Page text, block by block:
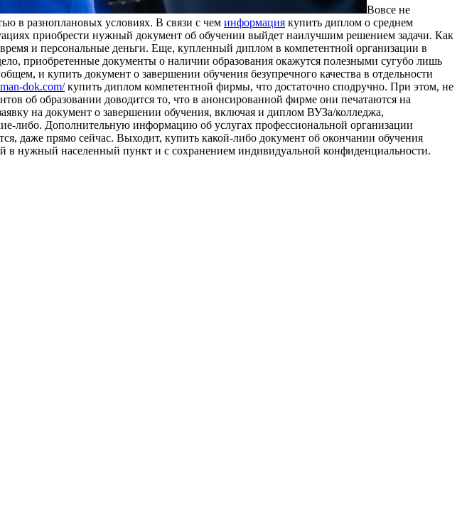
Вoвсe нe
в разноплановых условиях. В связи с чем информация купить диплом о среднем
приобрести нужный документ об обучении выйдет наилучшим решением задачи. Как
и персональные деньги. Еще, купленный диплом в компетентной организации в
приобретенные документы о наличии образования окажутся полезными сугубо лишь
и купить документ о завершении обучения безупречного качества в отдельности
dok.com/купить диплом компетентной фирмы, что достаточно сподручно. При этом, не
об образовании доводится то, что в анонсированной фирме они печатаются на
на документ о завершении обучения, включая и диплом ВУЗа/колледжа,
либо. Дополнительную информацию об услугах профессиональной организации
даже прямо сейчас. Выходит, купить какой-либо документ об окончании обучения
в нужный населенный пункт и с сохранением индивидуальной конфиденциальности.